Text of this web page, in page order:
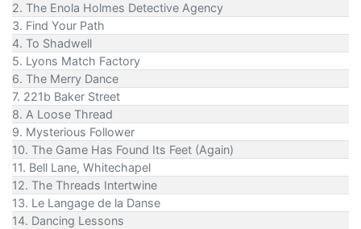
2. The Enola Holmes Detective Agency
3. Find Your Path
4. To Shadwell
5. Lyons Match Factory
6. The Merry Dance
7. 221b Baker Street
8. A Loose Thread
9. Mysterious Follower
10. The Game Has Found Its Feet (Again)
11. Bell Lane, Whitechapel
12. The Threads Intertwine
13. Le Langage de la Danse
14. Dancing Lessons